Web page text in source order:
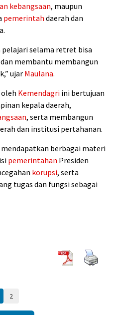
kebangsaan, maupun
pemerintah daerah dan
pelajari selama retret bisa
membantu membangun
ujar Maulana.
Kemendagri ini bertujuan
kepala daerah,
, serta membangun
dan institusi pertahanan.
berbagai materi
pemerintahan Presiden
korupsi, serta
tugas dan fungsi sebagai
2